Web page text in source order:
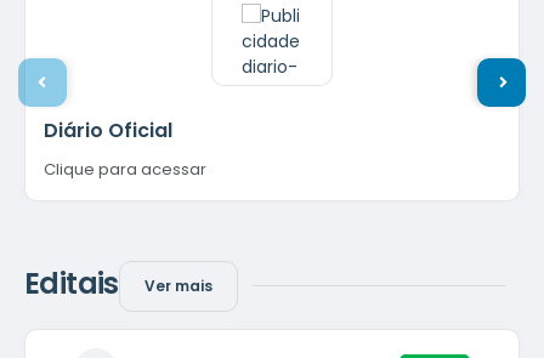
Diário Oficial
Clique para acessar
Editais Ver mais